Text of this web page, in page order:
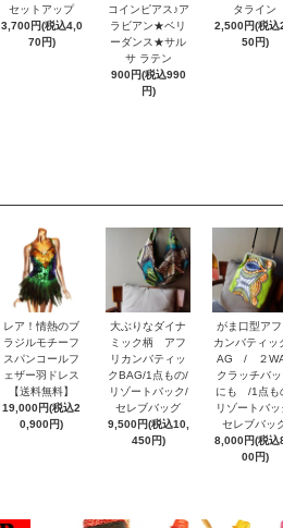
セットアップ
3,700円(税込4,0
70円)
コインピアス♪ア
ラビアン★ベリ
ーダンス★サル
サ ラテン
900円(税込990
円)
タライン
2,500円(税込
50円)
レア！情熱のブ
ラジルモチーフ
スパンコールフ
ェザー羽ドレス
【送料無料】
19,000円(税込2
0,900円)
大ぶりなダイナ
ミック柄 アフ
リカンバティッ
クBAG/1点もの/
リゾートバック/
セレブバッグ
9,500円(税込10,
450円)
がま口型アフ
カンバティッ
AG / ２
クラッチバ
にも /1点も
リゾートバッ
セレブバッ
8,000円(税込
00円)